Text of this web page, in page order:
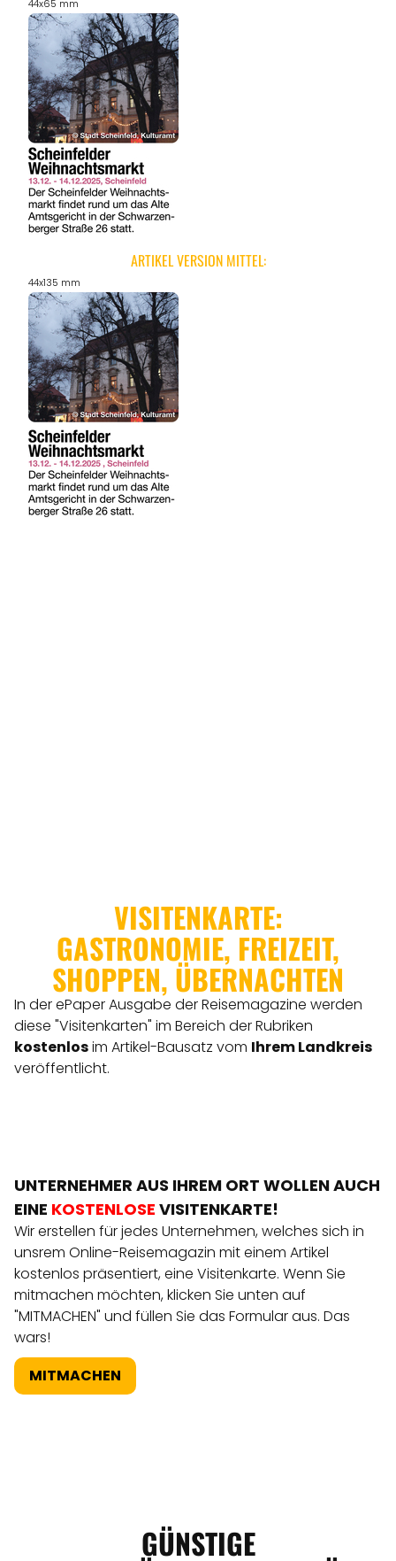
44x65 mm
ARTIKEL VERSION MITTEL:
44x135 mm
VISITENKARTE:
GASTRONOMIE, FREIZEIT,
SHOPPEN, ÜBERNACHTEN
In der ePaper Ausgabe der Reisemagazine werden
diese "Visitenkarten" im Bereich der Rubriken
kostenlosim Artikel-Bausatz vom Ihrem Landkreis
veröffentlicht.
UNTERNEHMER AUS IHREM ORT WOLLEN AUCH
EINE KOSTENLOSE VISITENKARTE!
Wir erstellen für jedes Unternehmen, welches sich in
unsrem Online-Reisemagazin mit einem Artikel
kostenlos präsentiert, eine Visitenkarte. Wenn Sie
mitmachen möchten, klicken Sie unten auf
"MITMACHEN" und füllen Sie das Formular aus. Das
wars!
MITMACHEN
GÜNSTIGE